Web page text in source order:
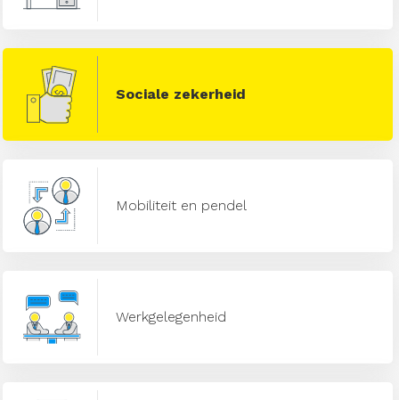
Sociale zekerheid
Mobiliteit en pendel
Werkgelegenheid